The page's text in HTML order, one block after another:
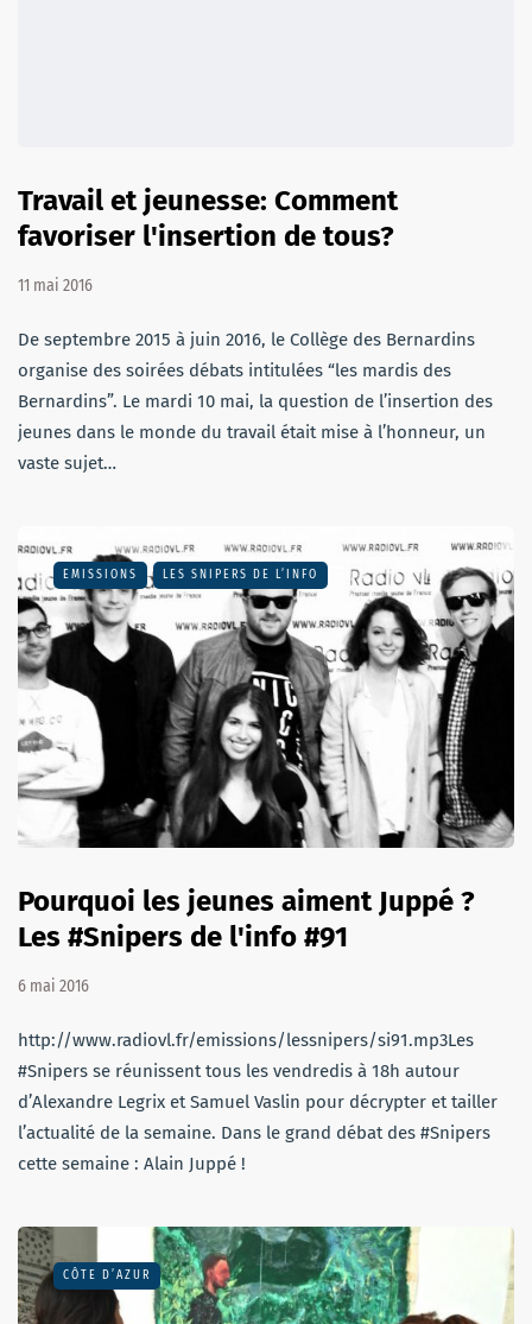
Travail et jeunesse: Comment
favoriser l'insertion de tous?
11 mai 2016
De septembre 2015 à juin 2016, le Collège des Bernardins
organise des soirées débats intitulées “les mardis des
Bernardins”. Le mardi 10 mai, la question de l’insertion des
jeunes dans le monde du travail était mise à l’honneur, un
vaste sujet…
EMISSIONS LES SNIPERS DE L’INFO
Pourquoi les jeunes aiment Juppé ?
Les #Snipers de l'info #91
6 mai 2016
http://www.radiovl.fr/emissions/lessnipers/si91.mp3Les
#Snipers se réunissent tous les vendredis à 18h autour
d’Alexandre Legrix et Samuel Vaslin pour décrypter et tailler
l’actualité de la semaine. Dans le grand débat des #Snipers
cette semaine : Alain Juppé !
CÔTE D’AZUR